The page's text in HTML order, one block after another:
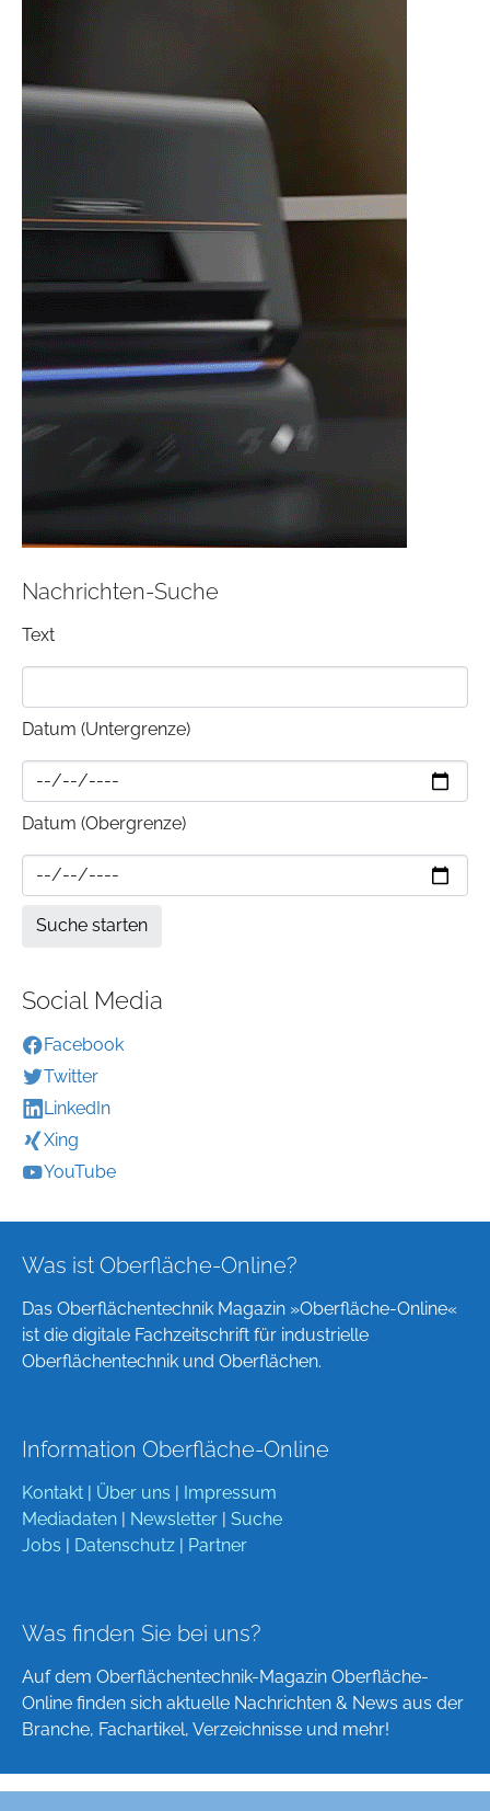
Nachrichten-Suche
Text
Datum (Untergrenze)
Datum (Obergrenze)
Social Media
Facebook
Twitter
LinkedIn
Xing
YouTube
Was ist Oberfläche-Online?
Das Oberflächentechnik Magazin »Oberfläche-Online«
ist die digitale Fachzeitschrift für industrielle
Oberflächentechnik und Oberflächen.
Information Oberfläche-Online
Kontakt Über uns
Impressum
Mediadaten
Newsletter
Suche
Jobs
Datenschutz Partner
Was finden Sie bei uns?
Auf dem Oberflächentechnik-Magazin Oberfläche-
Online finden sich aktuelle Nachrichten & News aus der
Branche, Fachartikel, Verzeichnisse und mehr!